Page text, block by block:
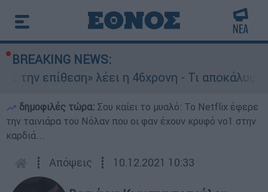
BREAKING NEWS:
λέει η 46χρονη - Τι αποκάλυψε στους
δημοφιλές τώρα: Σου καίει το μυαλό: Το Netflix έφερε
την ταινιάρα του Νόλαν που οι φαν έχουν κρυφό νο1 στην
καρδιά...
┋ Απόψεις ┋ 10.12.2021 10:33